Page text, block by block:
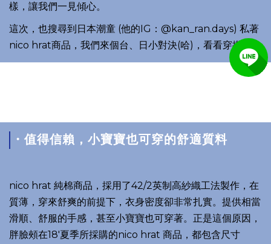
樣，讓我們一見傾心。
這次，也搜尋到日本潮童 (他的IG：@kan_ran.days) 私著
nico hrat商品，我們來個台、日小對決(哈)，看看穿搭先~
・值得信賴，小寶寶也可穿的舒適質料
nico hrat 純棉商品，採用了42/2英制高紗織工法製作，在
質薄，穿來舒爽的前提下，衣身密度卻非常扎實。提供相當
滑順、舒服的手感，甚至小寶寶也可穿著。正是這個原因，
胖臉頰在18'夏季所採購的nico hrat 商品，都包含尺寸